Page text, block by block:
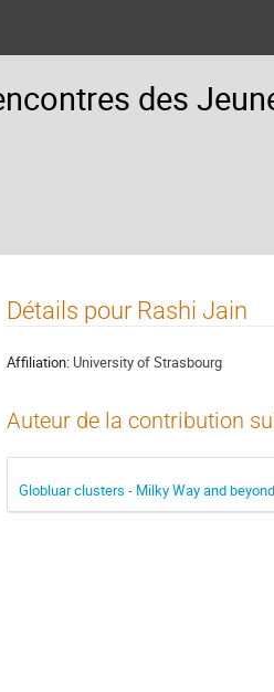
des
Détails pour Rashi Jain
Affiliation: University of Strasbourg
Auteur de la contribution
Globluar clusters - Milky Way and beyond